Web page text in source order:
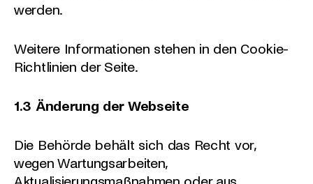
werden.
Weitere Informationen stehen in den Cookie-
Richtlinien der Seite.
1.3 Änderung der Webseite
Die Behörde behält sich das Recht vor,
wegen Wartungsarbeiten,